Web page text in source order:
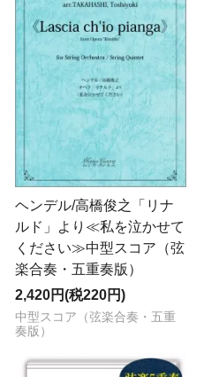
ヘンデル/高橋俊之「リナ
ルド」より≪私を泣かせて
ください≫中型スコア（弦
楽合奏・五重奏版）
2,420円(税220円)
中型スコア（弦楽合奏・五重
奏版）